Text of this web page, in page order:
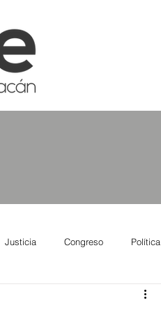
Justicia Congreso Política